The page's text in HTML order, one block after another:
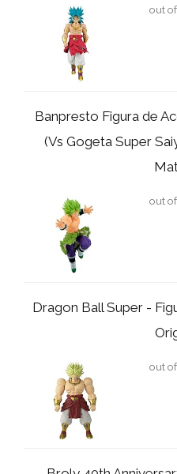
out
Banpresto Figura de
(Vs Gogeta Super
out
Dragon Ball Super -
out